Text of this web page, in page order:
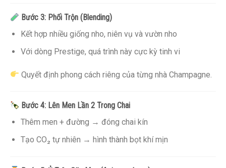
Bước 3: Phối Trộn (Blending)
Kết hợp nhiều giống nho, niên vụ và vườn nho
Với dòng Prestige, quá trình này cực kỳ tinh vi
Quyết định phong cách riêng của từng nhà Champagne.
Bước 4: Lên Men Lần 2 Trong Chai
Thêm men + đường → đóng chai kín
Tạo CO₂ tự nhiên → hình thành bọt khí mịn